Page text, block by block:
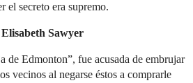
el secreto era supremo.
Elisabeth Sawyer
de Edmonton”, fue acusada de embrujar
vecinos al negarse éstos a comprarle